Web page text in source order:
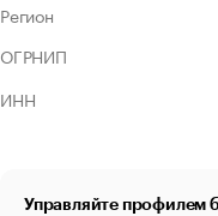
Регион
ОГРНИП
ИНН
Управляйте профилем